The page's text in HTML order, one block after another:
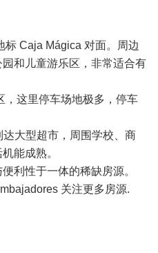
标 Caja Mágica 对面。周边
和儿童游乐区，非常适合有
，这里停车场地极多，停车
大型超市，周围学校、商
能成熟。
利性于一体的稀缺房源。
关注更多房源.